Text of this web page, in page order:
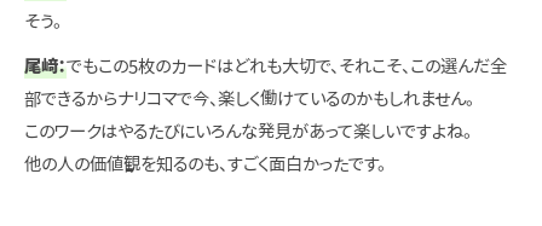
そう。
尾﨑：でもこの5枚のカードはどれも大切で、それこそ、この選んだ全
部できるからナリコマで今、楽しく働けているのかもしれません。
このワークはやるたびにいろんな発見があって楽しいですよね。
他の人の価値観を知るのも、すごく面白かったです。